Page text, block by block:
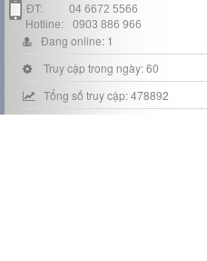
ĐT: 04 6672 5566
Hotline:
0903 886 966
Đang online: 1
Truy cập trong ngày: 60
Tổng số truy cập: 478892